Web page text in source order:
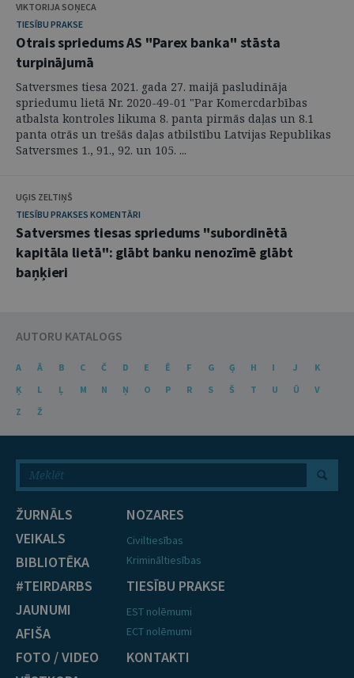
VIKTORIJA SOŅECA
TIESĪBU PRAKSE
Otrais spriedums AS "Parex banka" stāsta
turpinājumā
Satversmes tiesa 2021. gada 27. maijā pasludināja
spriedumu lietā Nr. 2020-49-01 "Par Komercdarbības
atbalsta kontroles likuma 8. panta pirmās daļas un 8.1
panta otrās un trešās daļas atbilstību Latvijas Republikas
Satversmes 1., 91., 92. un 105. ...
UĢIS ZELTIŅŠ
TIESĪBU PRAKSES KOMENTĀRI
Satversmes tiesas spriedums "subordinētā
kapitāla lietā": glābt banku nenozīmē glābt
baņķieri
AUTORU KATALOGS
A Ā B C Č D E Ē F G Ģ H I J
K
Ķ
L Ļ M N Ņ O P R S Š T U Ū
V
Z
Ž
ŽURNĀLS
VEIKALS
BIBLIOTĒKA
#TEIRDARBS
JAUNUMI
AFIŠA
FOTO / VIDEO
NOZARES
Civiltiesības
Krimināltiesības
TIESĪBU PRAKSE
EST nolēmumi
ECT nolēmumi
KONTAKTI